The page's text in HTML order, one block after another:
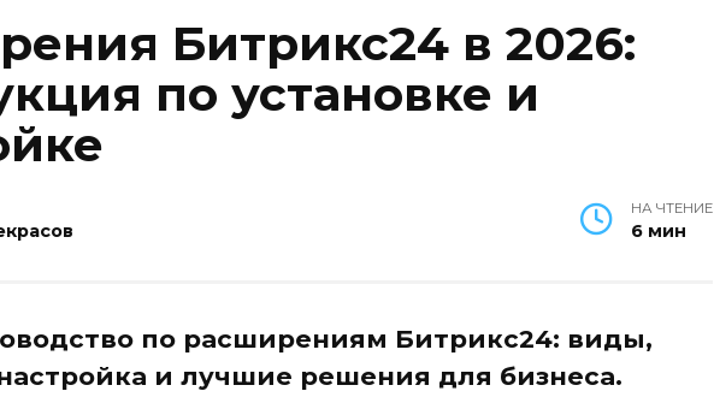
Битрикс24 в 2026:
по установке и
НА ЧТЕНИЕ
6 мин
по расширениям Битрикс24: виды,
и лучшие решения для бизнеса.